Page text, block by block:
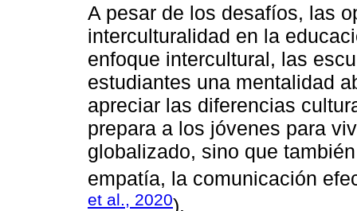
A pesar de los desafíos, las
interculturalidad en la
enfoque intercultural, las
estudiantes una mentalidad
apreciar las diferencias
prepara a los jóvenes para
globalizado, sino que
empatía, la comunicación
et al., 2020).